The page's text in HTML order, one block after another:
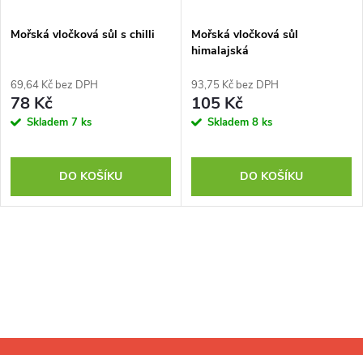
Mořská vločková sůl s chilli
69,64 Kč bez DPH
78 Kč
Skladem 7 ks
DO KOŠÍKU
Mořská vločková sůl
himalajská
93,75 Kč bez DPH
105 Kč
Skladem 8 ks
DO KOŠÍKU